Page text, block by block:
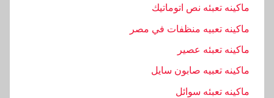
ماكينه تعبئه نص اتوماتيك
ماكينه تعبيه منظفات في مصر
ماكينه تعبئه عصير
ماكينه تعبيه صابون سايل
ماكينه تعبئه سوائل